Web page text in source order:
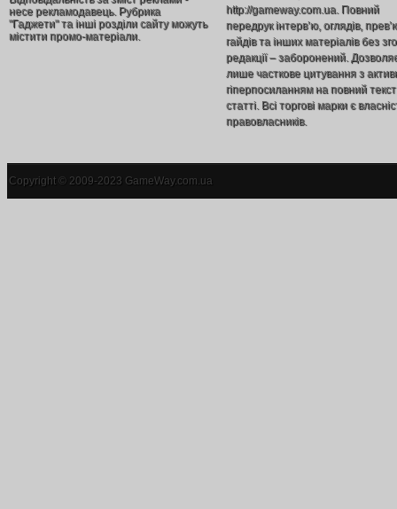
несе рекламодавець. Рубрика
"Гаджети" та інші розділи сайту можуть
містити промо-матеріали.
http://gameway.com.ua. Повний
передрук інтерв’ю, оглядів,
гайдів та інших матеріалів без
редакції – заборонений.
лише часткове цитування з
гіперпосиланням на повний текст
статті. Всі торгові марки є
правовласників.
Copyright © 2009-2023 GameWay.com.ua